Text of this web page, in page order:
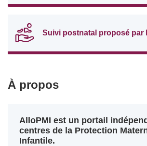
Suivi postnatal proposé par
À propos
AlloPMI est un portail
centres de la Protection
Infantile.